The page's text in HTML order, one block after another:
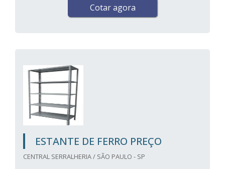
Cotar agora
ESTANTE DE FERRO PREÇO
CENTRAL SERRALHERIA / SÃO PAULO - SP